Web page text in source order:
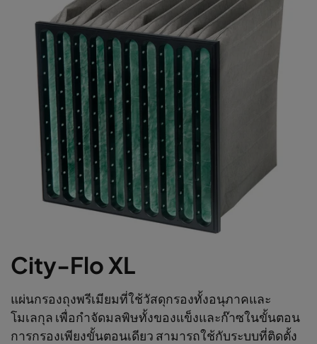
City-Flo XL
แผ่นกรองถุงพรีเมียมที่ใช้วัสดุกรองทั้งอนุภาคและ
โมเลกุล เพื่อกำจัดมลพิษทั้งของแข็งและก๊าซในขั้นตอน
การกรองเพียงขั้นตอนเดียว สามารถใช้กับระบบที่ติดตั้ง